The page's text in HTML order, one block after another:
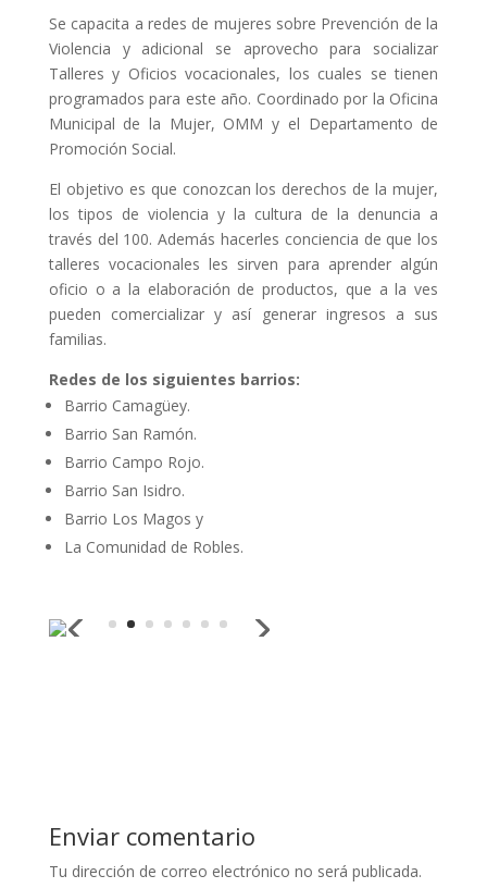
Se capacita a redes de mujeres sobre Prevención de la
Violencia y adicional se aprovecho para socializar
Talleres y Oficios vocacionales, los cuales se tienen
programados para este año. Coordinado por la Oficina
Municipal de la Mujer, OMM y el Departamento de
Promoción Social.
El objetivo es que conozcan los derechos de la mujer,
los tipos de violencia y la cultura de la denuncia a
través del 100. Además hacerles conciencia de que los
talleres vocacionales les sirven para aprender algún
oficio o a la elaboración de productos, que a la ves
pueden comercializar y así generar ingresos a sus
familias.
Redes de los siguientes barrios:
Barrio Camagüey.
Barrio San Ramón.
Barrio Campo Rojo.
Barrio San Isidro.
Barrio Los Magos y
La Comunidad de Robles.
Enviar comentario
Tu dirección de correo electrónico no será publicada.